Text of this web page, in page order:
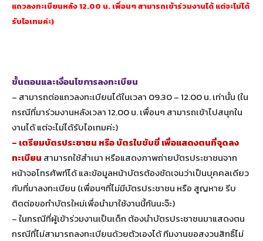
แถวลงทะเบียนหลัง 12.00 น. เพื่อนๆ สามารถเข้าร่วมงานได้ แต่จะไม่ได้
รับไอเทมค่ะ)
ขั้นตอนและเงื่อนไขการลงทะเบียน
– สามารถต่อแถวลงทะเบียนได้ในเวลา 09.30 – 12.00 น. เท่านั้น (ใน
กรณีที่มาร่วมงานหลังเวลา 12.00 น. เพื่อนๆ สามารถเข้าไปสนุกใน
งานได้ แต่จะไม่ได้รับไอเทมค่ะ)
– เตรียมบัตรประชาชน หรือ บัตรใบขับขี่ เพื่อแสดงตนที่จุดลง
ทะเบียน สามารถใช้สำเนา หรือแสดงภาพถ่ายบัตรประชาชนจาก
หน้าจอโทรศัพท์ได้ และข้อมูลหน้าบัตรต้องชัดเจนว่าเป็นบุคคลเดียว
กับที่มาลงทะเบียน (เพื่อนๆที่ไม่มีบัตรประชาชน หรือ สูญหาย รีบ
ติดต่อขอทำบัตรใหม่เพื่อนำมาใช้งานนี้กันนะจ๊ะ)
– ในกรณีที่ผู้เข้าร่วมงานเป็นเด็ก ต้องนำบัตรประชาชนมาแสดงตน
กรณีที่ไม่สามารถลงทะเบียนด้วยตัวเองได้ ทีมงานขอสงวนสิทธิ์ไม่